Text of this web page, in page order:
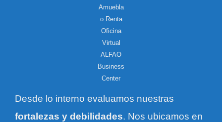
Amuebla
o Renta
Oficina
Virtual
ALFAO
Business
Center
Desde lo interno evaluamos nuestras
fortalezas y debilidades. Nos ubicamos en